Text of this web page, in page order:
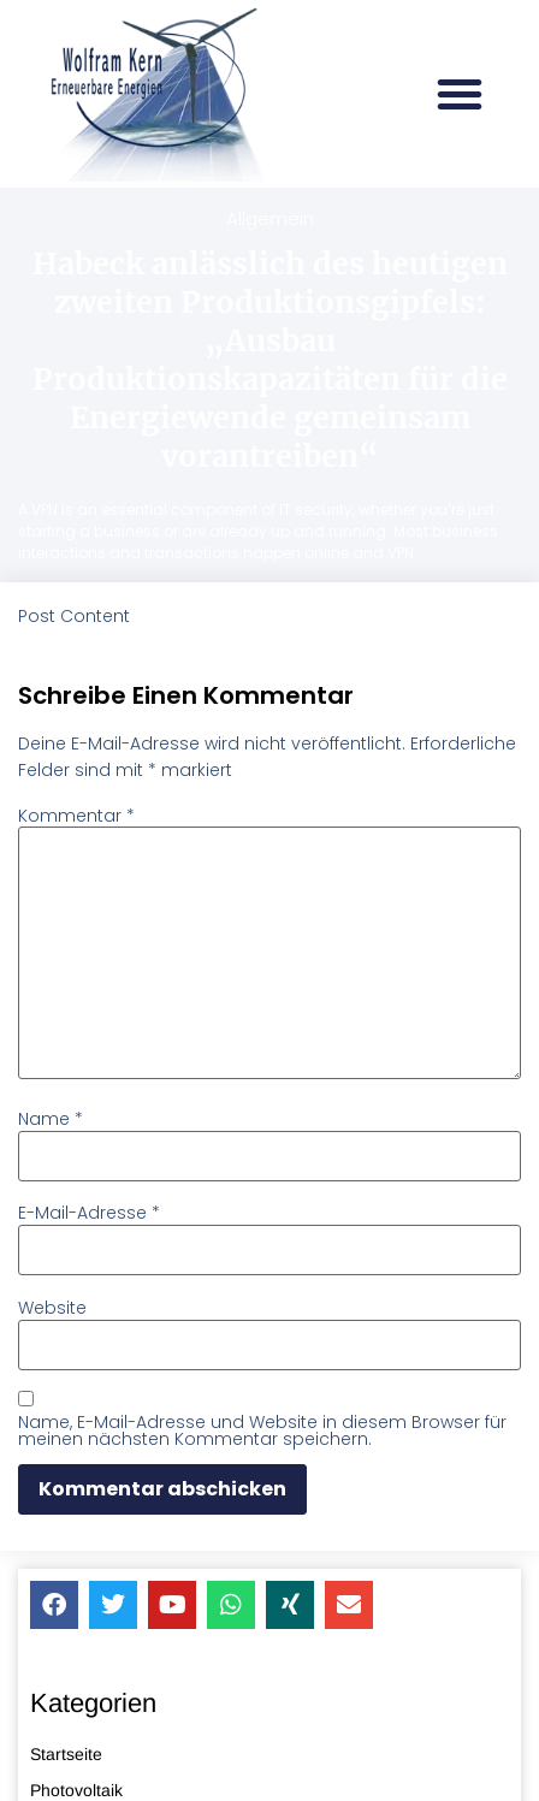
Post Content
Schreibe Einen Kommentar
Deine E-Mail-Adresse wird nicht veröffentlicht. Erforderliche
Felder sind mit * markiert
Kommentar *
Name *
E-Mail-Adresse *
Website
Name, E-Mail-Adresse und Website in diesem Browser für
meinen nächsten Kommentar speichern.
Kategorien
Startseite
Photovoltaik